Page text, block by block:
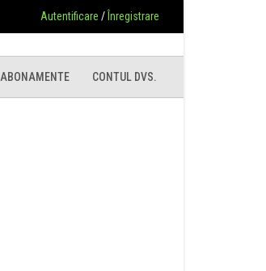
Autentificare / Înregistrare
ABONAMENTE CONTUL DVS.